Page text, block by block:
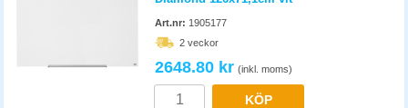
De flesta whiteboardtavlor är idag magnetiska, även om alla inte är det.
Om den är magnetisk eller inte beror på materialen som den är
framtagen i. De som är magnetiska har ofta en yta av metall som
magneterna fäster på. Kontrollera alltid om tavlan är magnetisk innan du
beställer för att få en variant som passar dina behov
Art.nr: 1905177
2 veckor
2648.80 kr (inkl. moms)
KÖP